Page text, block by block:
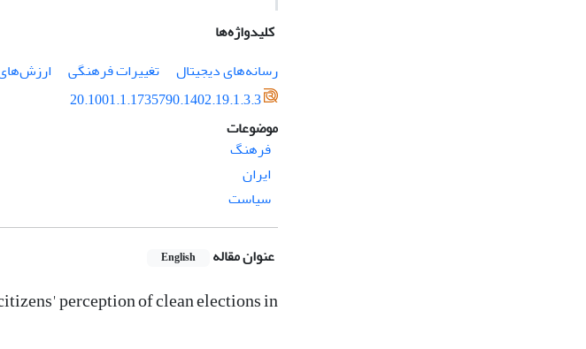
کلیدواژه‌ها
رسانه‌های دیجیتال
تغییرات فرهنگی
20.1001.1.1735790.1402.19.1.3.3
موضوعات
فرهنگ
ایران
سیاست
عنوان مقاله English
perception of clean elections in